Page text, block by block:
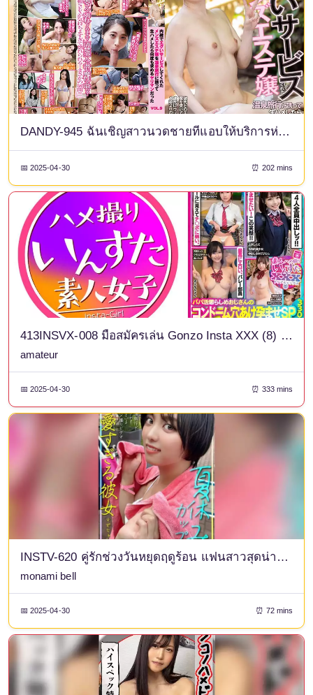
DANDY-945 ฉันเชิญสาวนวดชายที่แอบให้บริการห่วยๆ แก่ฉันไปเที่ยวบ่อน้ำพุร้อนและมีเซ็กส์แบบดิบๆ กับเธอ และเธอก็กลายเป็นคนสำส่อนที่ขอเพิ่มเรื่อยๆ VOL.9
📅 2025-04-30 ⏰ 202 mins
413INSVX-008 มือสมัครเล่น Gonzo Insta XXX (8) ลุงลงโทษ Sugar Daddy เจาะรูถุงยางและทำให้ตั้งครรภ์พิเศษ - บันทึกของชายวัยกลางคนผู้ชั่วร้ายที่แอบแพร่กระจายน้ำอสุจิของเขาไปยังเด็กสาว! - - 330 นาที กับ 4 สาวสุดใส เซ็กซี่ สวยใส ในเครื่องแบบ! - -
amateur
📅 2025-04-30 ⏰ 333 mins
INSTV-620 คู่รักช่วงวันหยุดฤดูร้อน แฟนสาวสุดน่ารัก ซูซึจัง วัย 21 ปี ตั้งครรภ์ระหว่างทริปค้างคืนที่ชายหาด และติดใจวิดีโอเซ็กส์สุดร้อนแรงนี้
monami bell
📅 2025-04-30 ⏰ 72 mins